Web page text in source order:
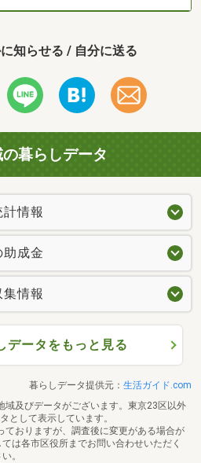
知らせる / 自分に送る
暮らしデータ
情報
成金
情報
データをもっと見る
暮らしデータ提供元： 生活ガイド.com
域及びデータがございます。東京23区以外
として表示しています。
ておりますが、調査後に変更がある場合が
は各市区役所までお問い合わせいただく
。